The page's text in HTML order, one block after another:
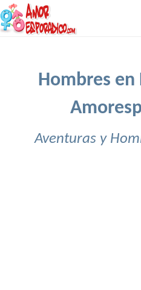
Hombres en
Aventuras y